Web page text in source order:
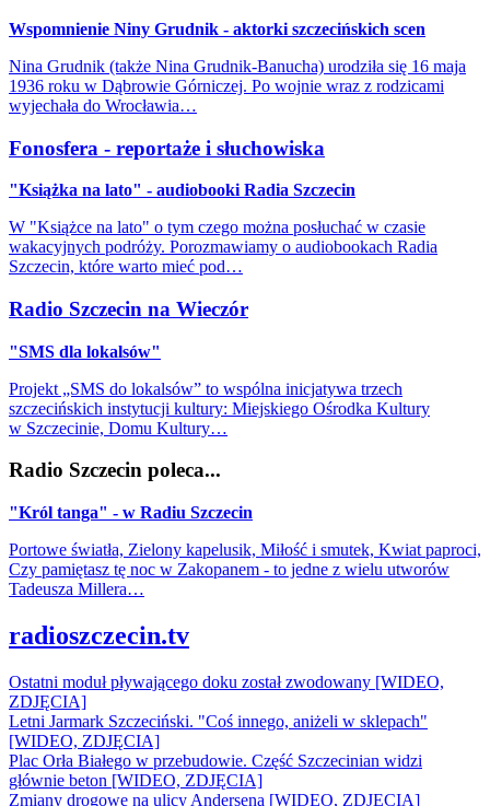
Wspomnienie Niny Grudnik - aktorki szczecińskich scen
Nina Grudnik (także Nina Grudnik-Banucha) urodziła się 16 maja
1936 roku w Dąbrowie Górniczej. Po wojnie wraz z rodzicami
wyjechała do Wrocławia…
Fonosfera - reportaże i słuchowiska
"Książka na lato" - audiobooki Radia Szczecin
W "Książce na lato" o tym czego można posłuchać w czasie
wakacyjnych podróży. Porozmawiamy o audiobookach Radia
Szczecin, które warto mieć pod…
Radio Szczecin na Wieczór
"SMS dla lokalsów"
Projekt „SMS do lokalsów” to wspólna inicjatywa trzech
szczecińskich instytucji kultury: Miejskiego Ośrodka Kultury
w Szczecinie, Domu Kultury…
Radio Szczecin poleca...
"Król tanga" - w Radiu Szczecin
Portowe światła, Zielony kapelusik, Miłość i smutek, Kwiat paproci,
Czy pamiętasz tę noc w Zakopanem - to jedne z wielu utworów
Tadeusza Millera…
radioszczecin.tv
Ostatni moduł pływającego doku został zwodowany [WIDEO,
ZDJĘCIA]
Letni Jarmark Szczeciński. "Coś innego, aniżeli w sklepach"
[WIDEO, ZDJĘCIA]
Plac Orła Białego w przebudowie. Część Szczecinian widzi
głównie beton [WIDEO, ZDJĘCIA]
Zmiany drogowe na ulicy Andersena [WIDEO, ZDJĘCIA]